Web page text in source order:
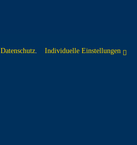
Datenschutz Individuelle Einstellungen